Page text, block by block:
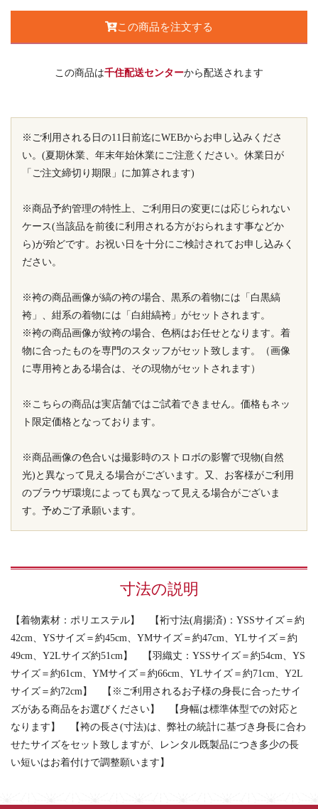
この商品を注文する
この商品は千住配送センターから配送されます
※ご利用される日の11日前迄にWEBからお申し込みくださ
い。(夏期休業、年末年始休業にご注意ください。休業日が
「ご注文締切り期限」に加算されます)
※商品予約管理の特性上、ご利用日の変更には応じられない
ケース(当該品を前後に利用される方がおられます事などか
ら)が殆どです。お祝い日を十分にご検討されてお申し込みく
ださい。
※袴の商品画像が縞の袴の場合、黒系の着物には「白黒縞
袴」、紺系の着物には「白紺縞袴」がセットされます。
※袴の商品画像が紋袴の場合、色柄はお任せとなります。着
物に合ったものを専門のスタッフがセット致します。（画像
に専用袴とある場合は、その現物がセットされます）
※こちらの商品は実店舗ではご試着できません。価格もネッ
ト限定価格となっております。
※商品画像の色合いは撮影時のストロボの影響で現物(自然
光)と異なって見える場合がございます。又、お客様がご利用
のブラウザ環境によっても異なって見える場合がございま
す。予めご了承願います。
寸法の説明
【着物素材：ポリエステル】 【裄寸法(肩揚済)：YSSサイズ＝約
42cm、YSサイズ＝約45cm、YMサイズ＝約47cm、YLサイズ＝約
49cm、Y2Lサイズ約51cm】 【羽織丈：YSSサイズ＝約54cm、YS
サイズ＝約61cm、YMサイズ＝約66cm、YLサイズ＝約71cm、Y2L
サイズ＝約72cm】 【※ご利用されるお子様の身長に合ったサイ
ズがある商品をお選びください】 【身幅は標準体型での対応と
なります】 【袴の長さ(寸法)は、弊社の統計に基づき身長に合わ
せたサイズをセット致しますが、レンタル既製品につき多少の長
い短いはお着付けで調整願います】